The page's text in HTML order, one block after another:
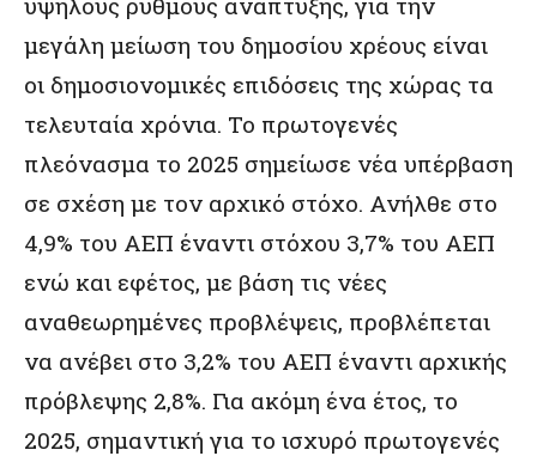
μεγάλη μείωση του δημοσίου χρέους είναι
οι δημοσιονομικές επιδόσεις της χώρας τα
τελευταία χρόνια. Το πρωτογενές
πλεόνασμα το 2025 σημείωσε νέα υπέρβαση
σε σχέση με τον αρχικό στόχο. Ανήλθε στο
4,9% του ΑΕΠ έναντι στόχου 3,7% του ΑΕΠ
ενώ και εφέτος, με βάση τις νέες
αναθεωρημένες προβλέψεις, προβλέπεται
να ανέβει στο 3,2% του ΑΕΠ έναντι αρχικής
πρόβλεψης 2,8%. Για ακόμη ένα έτος, το
2025, σημαντική για το ισχυρό πρωτογενές